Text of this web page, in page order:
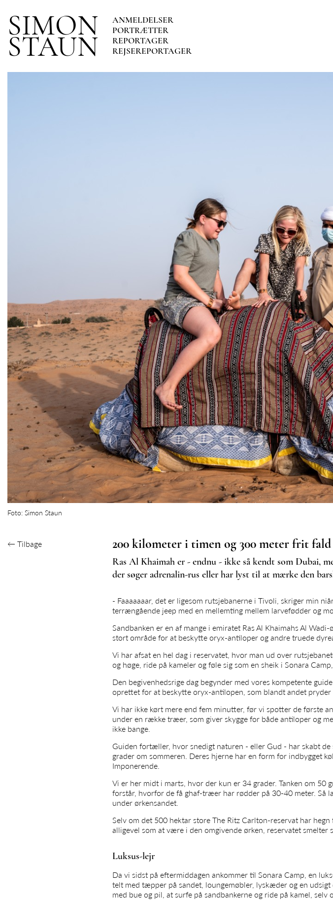
SIMON
STAUN
ANMELDELSER
PORTRÆTTER
REPORTAGER
REJSEREPORTAGER
Foto: Simon Staun
← Tilbage 200 kilometer i timen og 300 meter frit fald
Ras Al Khaimah er - endnu - ikke så kendt som Dubai,
der søger adrenalin-rus eller har lyst til at mærke den
- Faaaaaaar, det er ligesom rutsjebanerne i Tivoli, skriger min
terrængående jeep med en mellemting mellem larvefødder og
Sandbanken er en af mange i emiratet Ras Al Khaimahs Al
stort område for at beskytte oryx-antiloper og andre truede
Vi har afsat en hel dag i reservatet, hvor man ud over
og høge, ride på kameler og føle sig som en sheik i Sonara
Den begivenhedsrige dag begynder med vores kompetente
oprettet for at beskytte oryx-antilopen, som blandt andet pryder
Vi har ikke kørt mere end fem minutter, før vi spotter de første
under en række træer, som giver skygge for både antiloper og
ikke bange.
Guiden fortæller, hvor snedigt naturen - eller Gud - har skabt
grader om sommeren. Deres hjerne har en form for indbygget
Imponerende.
Vi er her midt i marts, hvor der kun er 34 grader. Tanken om
forstår, hvorfor de få ghaf-træer har rødder på 30-40 meter. Så
under ørkensandet.
Selv om det 500 hektar store The Ritz Carlton-reservat har
alligevel som at være i den omgivende ørken, reservatet smelter
Luksus-lejr
Da vi sidst på eftermiddagen ankommer til Sonara Camp, en
telt med tæpper på sandet, loungemøbler, lyskæder og en
med bue og pil, at surfe på sandbankerne og ride på kamel, selv